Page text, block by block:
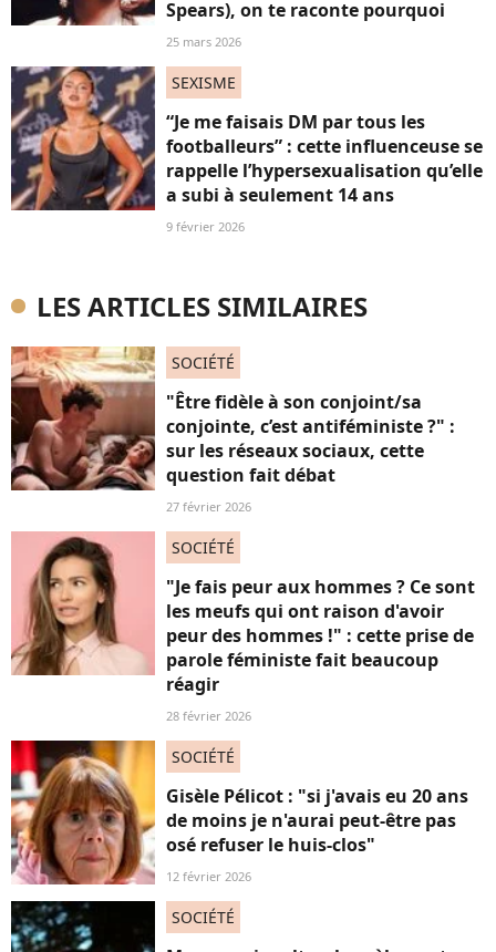
Spears), on te raconte pourquoi
25 mars 2026
SEXISME
“Je me faisais DM par tous les
footballeurs” : cette influenceuse se
rappelle l’hypersexualisation qu’elle
a subi à seulement 14 ans
9 février 2026
LES ARTICLES SIMILAIRES
SOCIÉTÉ
"Être fidèle à son conjoint/sa
conjointe, c’est antiféministe ?" :
sur les réseaux sociaux, cette
question fait débat
27 février 2026
SOCIÉTÉ
"Je fais peur aux hommes ? Ce sont
les meufs qui ont raison d'avoir
peur des hommes !" : cette prise de
parole féministe fait beaucoup
réagir
28 février 2026
SOCIÉTÉ
Gisèle Pélicot : "si j'avais eu 20 ans
de moins je n'aurai peut-être pas
osé refuser le huis-clos"
12 février 2026
SOCIÉTÉ